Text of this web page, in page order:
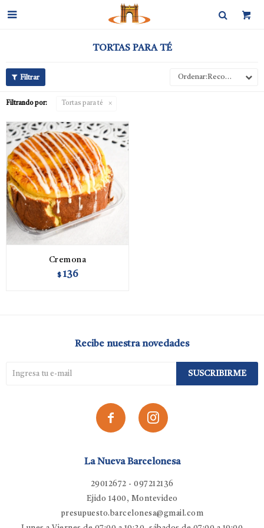

TORTAS PARA TÉ
Recomendados
Filtrando por: Tortas para té
Cremona
$ 136
La Nueva Barcelonesa
29012672 - 097212136
Ejido 1400, Montevideo
presupuesto.barcelonesa@gmail.com
Recibe nuestra novedades
SUSCRIBIRME
 